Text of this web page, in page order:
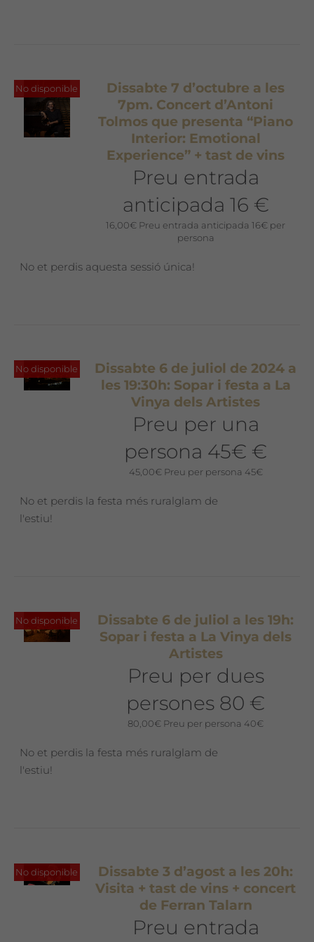
No disponible
Dissabte 7 d’octubre a les
7pm. Concert d’Antoni
Tolmos que presenta “Piano
Interior: Emotional
Experience” + tast de vins
Preu entrada
anticipada 16 €
16,00€ Preu entrada anticipada 16€ per
persona
No et perdis aquesta sessió única!
No disponible
Dissabte 6 de juliol de 2024 a
les 19:30h: Sopar i festa a La
Vinya dels Artistes
Preu per una
persona 45€ €
45,00€ Preu per persona 45€
No et perdis la festa més ruralglam de
l'estiu!
No disponible
Dissabte 6 de juliol a les 19h:
Sopar i festa a La Vinya dels
Artistes
Preu per dues
persones 80 €
80,00€ Preu per persona 40€
No et perdis la festa més ruralglam de
l'estiu!
No disponible
Dissabte 3 d’agost a les 20h:
Visita + tast de vins + concert
de Ferran Talarn
Preu entrada